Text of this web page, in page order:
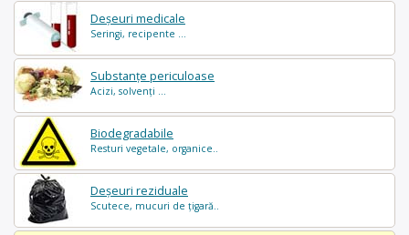
Deșeuri medicale
Seringi, recipente ...
Substanțe periculoase
Acizi, solvenți ...
Biodegradabile
Resturi vegetale, organice..
Deșeuri reziduale
Scutece, mucuri de țigară..